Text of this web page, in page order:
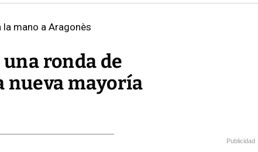
la mano a Aragonès
ronda de
nueva mayoría
Publicidad